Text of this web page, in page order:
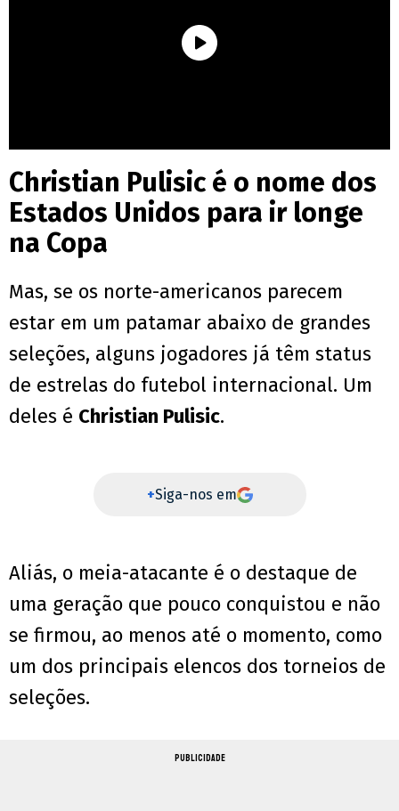
Christian Pulisic é o nome dos
Estados Unidos para ir longe
na Copa
Mas, se os norte-americanos parecem
estar em um patamar abaixo de grandes
seleções, alguns jogadores já têm status
de estrelas do futebol internacional. Um
deles é Christian Pulisic.
+Siga-nos em
Aliás, o meia-atacante é o destaque de
uma geração que pouco conquistou e não
se firmou, ao menos até o momento, como
um dos principais elencos dos torneios de
seleções.
PUBLICIDADE